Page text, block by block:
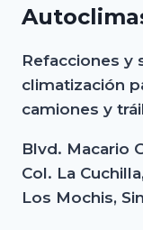
Refacciones y
climatización
camiones y
Blvd. Macario
Col. La
Los Mochis,